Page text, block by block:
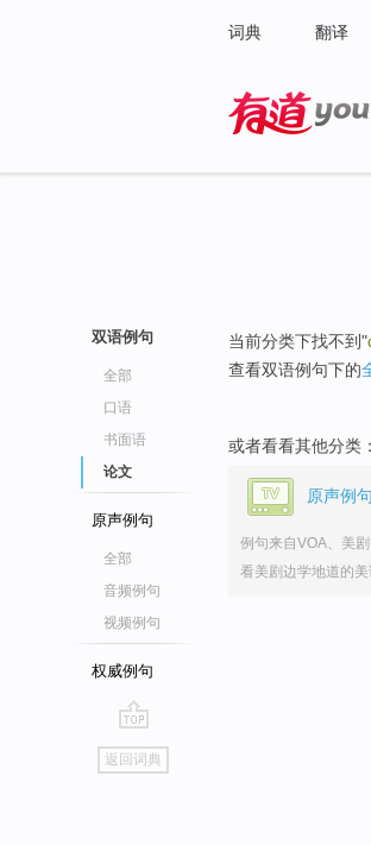
词典 翻译
双语例句
全部
口语
书面语
论文
原声例句
全部
音频例句
视频例句
权威例句
go
top
返回词典
当前分类下找不到"
查看双语例句下的
或者看看其他分类：
原声例句
例句来自VOA、美
看美剧边学地道的美